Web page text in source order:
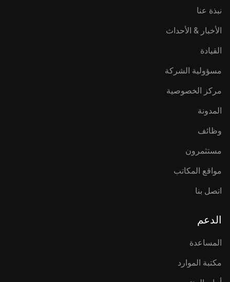
نبذة عنا
الأخبار & الأحداث
القيادة
مسؤولية الشركة
مركز الخصوصية
المدونة
وظائف
مستثمرون
مواقع المكاتب
اتصل بنا
الدعم
المساعدة
مكتبة الموارد